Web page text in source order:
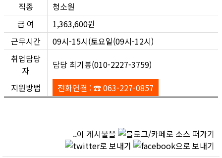
직종
청소원
급 여
1,363,600원
근무시간
09시-15시(토요일(09시-12시)
취업담당
자
담당 최기봉(010-2227-3759)
지원방법
전화연결 : ☎ 063-227-0857
..이 게시물을